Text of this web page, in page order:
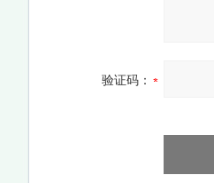
验证码：